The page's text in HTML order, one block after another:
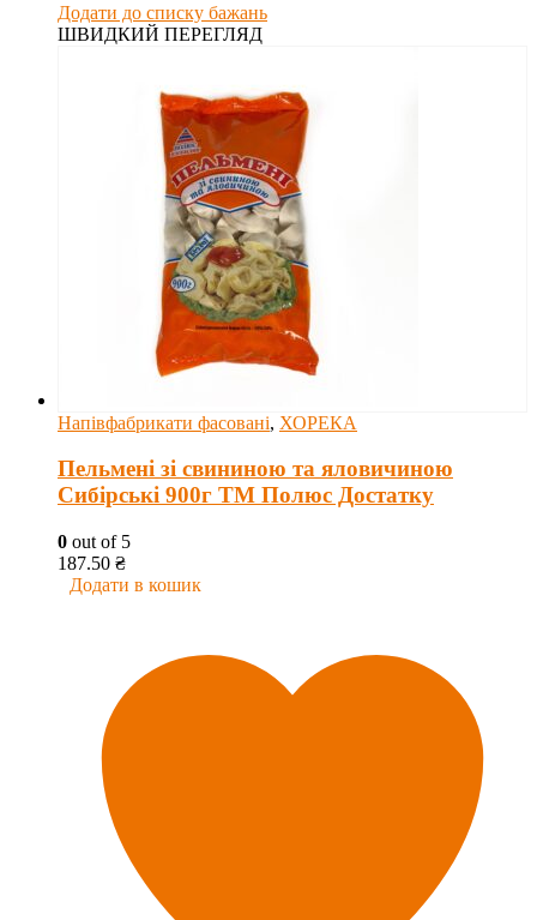
Додати до списку бажань
ШВИДКИЙ ПЕРЕГЛЯД
Напівфабрикати фасовані, ХОРЕКА
Пельмені зі свининою та яловичиною
Сибірські 900г ТМ Полюс Достатку
0 out of 5
187.50 ₴
Додати в кошик